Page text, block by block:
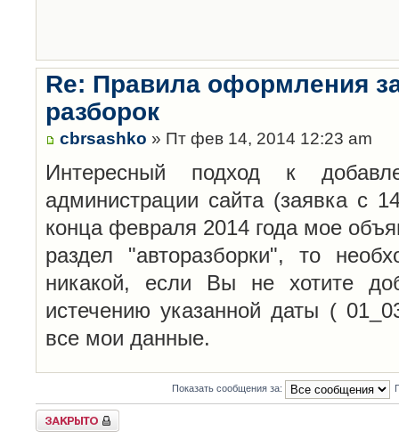
Re: Правила оформления
разборок
cbrsashko » Пт фев 14, 2014 12:23 am
Интересный подход к
администрации сайта (заявка с
конца февраля 2014 года мое
раздел "авторазборки", то
никакой, если Вы не хотите
истечению указанной даты (
все мои данные.
Показать сообщения за:
Закрыто